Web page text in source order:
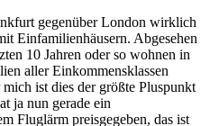
gegenüber London wirklich
Einfamilienhäusern. Abgesehen
10 Jahren oder so wohnen in
aller Einkommensklassen
ist dies der größte Pluspunkt
ja nun gerade ein
Fluglärm preisgegeben, das ist